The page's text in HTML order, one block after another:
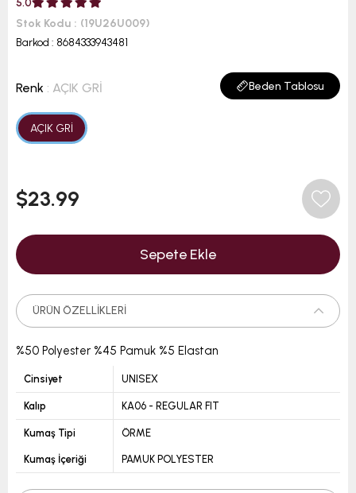
5.0
Stok Kodu
(19U26U009)
Barkod : 8684333943481
Renk Beden Tablosu
: AÇIK GRİ
AÇIK GRİ
$23.99
ÜRÜN ÖZELLIKLERI
%50 Polyester %45 Pamuk %5 Elastan
Cinsiyet UNISEX
Kalıp KA06 - REGULAR FIT
Kumaş Tipi ÖRME
Kumaş İçeriği PAMUK POLYESTER